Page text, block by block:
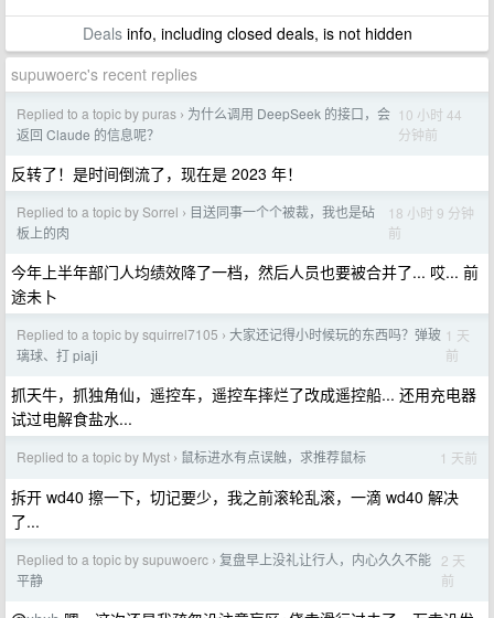
Dealsinfo, including closed deals, is not hidden
supuwoerc's recent replies
Replied to a topic by puras › 为什么调用 DeepSeek 的接口，会
返回 Claude 的信息呢？
10 小时 44
分钟前
反转了！是时间倒流了，现在是 2023 年！
Replied to a topic by Sorrel › 目送同事一个个被裁，我也是砧
板上的肉
18 小时 9 分钟
前
今年上半年部门人均绩效降了一档，然后人员也要被合并了... 哎... 前
途未卜
Replied to a topic by squirrel7105 › 大家还记得小时候玩的东西吗？弹玻
璃球、打 piaji
1 天
前
抓天牛，抓独角仙，遥控车，遥控车摔烂了改成遥控船... 还用充电器
试过电解食盐水...
Replied to a topic by Myst › 鼠标进水有点误触，求推荐鼠标 1 天前
拆开 wd40 擦一下，切记要少，我之前滚轮乱滚，一滴 wd40 解决
了...
Replied to a topic by supuwoerc › 复盘早上没礼让行人，内心久久不能
平静
2 天
前